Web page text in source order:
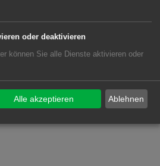
oder deaktivieren
können Sie alle Dienste aktivieren oder
Ablehnen
Alle akzeptieren